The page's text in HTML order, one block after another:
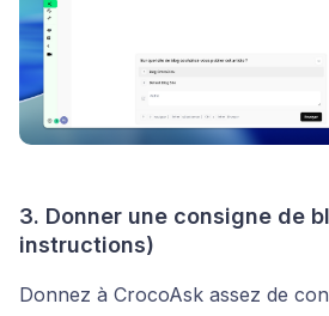
3. Donner une consigne de
instructions)
Donnez à CrocoAsk assez de